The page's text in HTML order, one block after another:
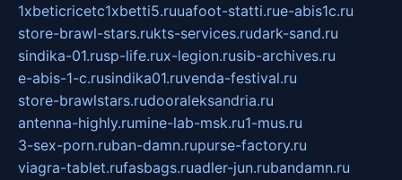
1xbeticricetc1xbetti5.ruuafoot-statti.rue-abis1c.ru
store-brawl-stars.rukts-services.rudark-sand.ru
sindika-01.rusp-life.rux-legion.rusib-archives.ru
e-abis-1-c.rusindika01.ruvenda-festival.ru
store-brawlstars.rudooraleksandria.ru
antenna-highly.rumine-lab-msk.ru1-mus.ru
3-sex-porn.ruban-damn.rupurse-factory.ru
viagra-tablet.rufasbags.ruadler-jun.rubandamn.ru